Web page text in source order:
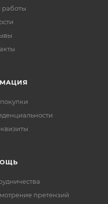
работы
претензий